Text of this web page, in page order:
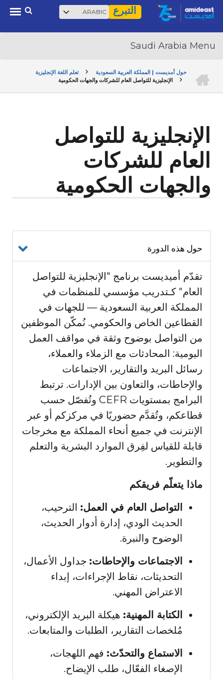
بحث التبرع Select
your
BREADCRUMB
حول أمديست | المملكة العربية السعودية
تعلم اللغة الإنجليزية
الإنجليزية للتواصل العام للشركات والجهات الحكومية
الإنجليزية للتواصل
العام للشركات
والجهات الحكومية
حول هذه الدورة
تقدّم أميديست برنامج "الإنجليزية للتواصل
العام" كـتدريب مؤسسي للمنظمات في
المملكة العربية السعودية — للجهات في
القطاعين الخاص والحكومي. نُمكّن الموظفين
من التواصل بوضوح وثقة في مواقف العمل
اليومية: المحادثات مع الزملاء والعملاء،
رسائل البريد والتقارير، الاجتماعات
والإحاطات، والتعاون بين الإدارات. ترتبط
البرامج بمستويات CEFR وتُفصّل حسب
قطاعكم، وتُقدَّم حضوريًا في مركزكم أو عبر
الإنترنت في جميع أنحاء المملكة مع مخرجات
قابلة للقياس لفِرق الموارد البشرية والتعلم
والتطوير.
ماذا يتعلّم فريقكم
التواصل العام في العمل:الترحيب،
الحديث الودي، إدارة أدوار الحديث،
الوضوح والنبرة.
الاجتماعات والإحاطات:جداول الأعمال،
التحديثات، نقاط الإجراءات، إبداء
الاعتراض المهني.
الكتابة المهنية:هيكلة البريد الإلكتروني،
مُلخصات التقارير، الطلبات والمتابعات.
الاستماع والتحدّث:فهم اللهجات،
الإصغاء الفعّال، طلب الإيضاح.